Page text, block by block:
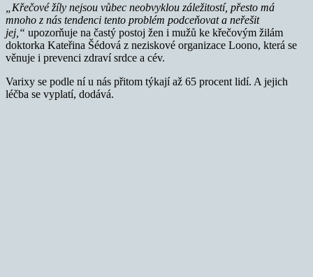
„Křečové žíly nejsou vůbec neobvyklou záležitostí, přesto má
mnoho z nás tendenci tento problém podceňovat a neřešit
jej,“ upozorňuje na častý postoj žen i mužů ke křečovým žilám
doktorka Kateřina Šédová z neziskové organizace Loono, která se
věnuje i prevenci zdraví srdce a cév.
Varixy se podle ní u nás přitom týkají až 65 procent lidí. A jejich
léčba se vyplatí, dodává.